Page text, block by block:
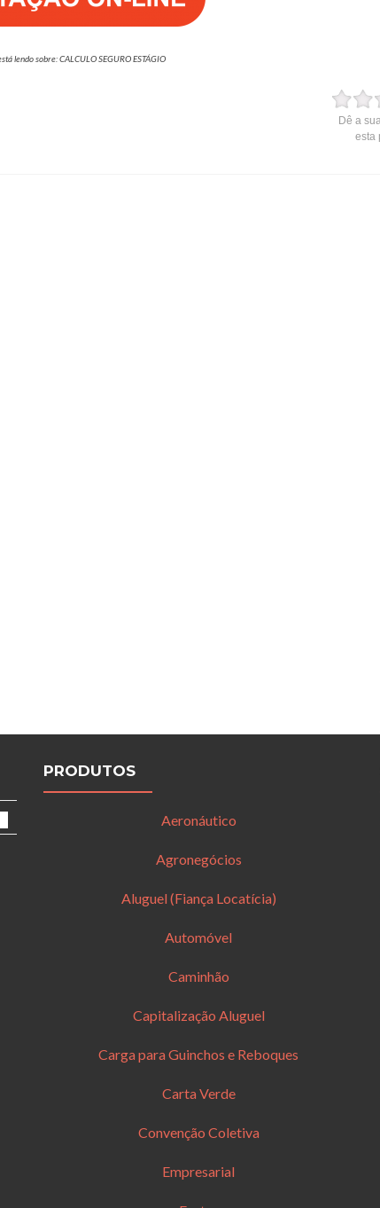
lendo sobre: CALCULO SEGURO ESTÁGIO
Dê a
esta
PRODUTOS
Aeronáutico
Agronegócios
Aluguel (Fiança Locatícia)
Automóvel
Caminhão
Capitalização Aluguel
Carga para Guinchos e Reboques
Carta Verde
Convenção Coletiva
Empresarial